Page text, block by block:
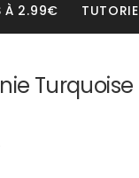
À 2.99€
Turquoise